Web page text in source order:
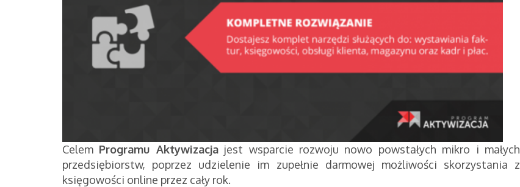
Celem Programu Aktywizacjajest wsparcie rozwoju nowo powstałych mikro i małych
przedsiębiorstw, poprzez udzielenie im zupełnie darmowej możliwości skorzystania z
księgowości online przez cały rok.